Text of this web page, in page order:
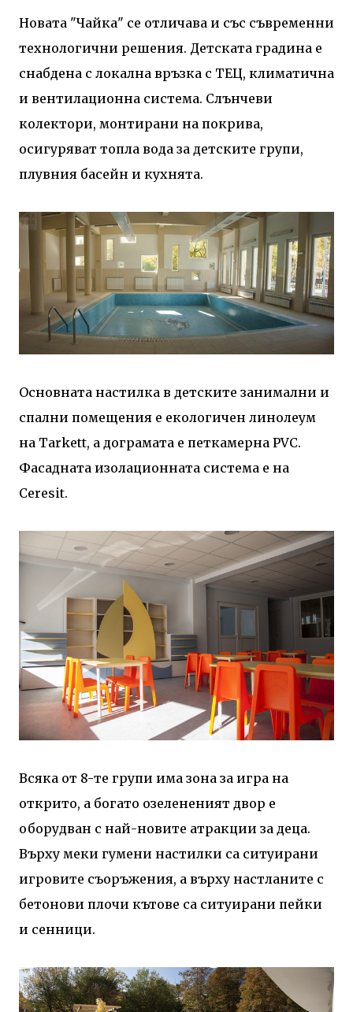
Новата "Чайка" се отличава и със съвременни
технологични решения. Детската градина е
снабдена с локална връзка с ТЕЦ, климатична
и вентилационна система. Слънчеви
колектори, монтирани на покрива,
осигуряват топла вода за детските групи,
плувния басейн и кухнята.
Основната настилка в детските занимални и
спални помещения е екологичен линолеум
на Tarkett, a дограмата е петкамерна PVC.
Фасадната изолационната система е на
Ceresit.
Всяка от 8-те групи има зона за игра на
открито, а богато озелененият двор е
оборудван с най-новите атракции за деца.
Върху меки гумени настилки са ситуирани
игровите съоръжения, а върху настланите с
бетонови плочи кътове са ситуирани пейки
и сенници.